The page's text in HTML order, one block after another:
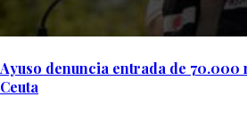
Ayuso denuncia entrada de
Ceuta